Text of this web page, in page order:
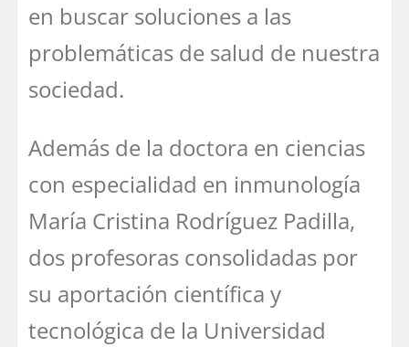
en buscar soluciones a las
problemáticas de salud de nuestra
sociedad.
Además de la doctora en ciencias
con especialidad en inmunología
María Cristina Rodríguez Padilla,
dos profesoras consolidadas por
su aportación científica y
tecnológica de la Universidad